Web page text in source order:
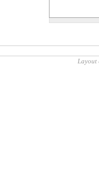
Layout